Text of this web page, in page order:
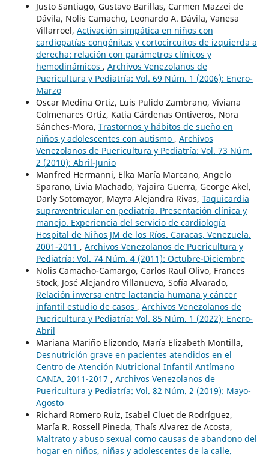
Justo Santiago, Gustavo Barillas, Carmen Mazzei de
Dávila, Nolis Camacho, Leonardo A. Dávila, Vanesa
Villarroel, Activación simpática en niños con
cardiopatías congénitas y cortocircuitos de izquierda a
derecha: relación con parámetros clínicos y
hemodinámicos , Archivos Venezolanos de
Puericultura y Pediatría: Vol. 69 Núm. 1 (2006): Enero-
Marzo
Oscar Medina Ortiz, Luis Pulido Zambrano, Viviana
Colmenares Ortiz, Katia Cárdenas Ontiveros, Nora
Sánches-Mora, Trastornos y hábitos de sueño en
niños y adolescentes con autismo , Archivos
Venezolanos de Puericultura y Pediatría: Vol. 73 Núm.
2 (2010): Abril-Junio
Manfred Hermanni, Elka María Marcano, Angelo
Sparano, Livia Machado, Yajaira Guerra, George Akel,
Darly Sotomayor, Mayra Alejandra Rivas, Taquicardia
supraventricular en pediatría. Presentación clínica y
manejo. Experiencia del servicio de cardiología
Hospital de Niños JM de los Ríos. Caracas, Venezuela.
2001-2011 , Archivos Venezolanos de Puericultura y
Pediatría: Vol. 74 Núm. 4 (2011): Octubre-Diciembre
Nolis Camacho-Camargo, Carlos Raul Olivo, Frances
Stock, José Alejandro Villanueva, Sofía Alvarado,
Relación inversa entre lactancia humana y cáncer
infantil estudio de casos , Archivos Venezolanos de
Puericultura y Pediatría: Vol. 85 Núm. 1 (2022): Enero-
Abril
Mariana Mariño Elizondo, María Elizabeth Montilla,
Desnutrición grave en pacientes atendidos en el
Centro de Atención Nutricional Infantil Antímano
CANIA. 2011-2017 , Archivos Venezolanos de
Puericultura y Pediatría: Vol. 82 Núm. 2 (2019): Mayo-
Agosto
Richard Romero Ruiz, Isabel Cluet de Rodríguez,
María R. Rossell Pineda, Thaís Alvarez de Acosta,
Maltrato y abuso sexual como causas de abandono del
hogar en niños, niñas y adolescentes de la calle.